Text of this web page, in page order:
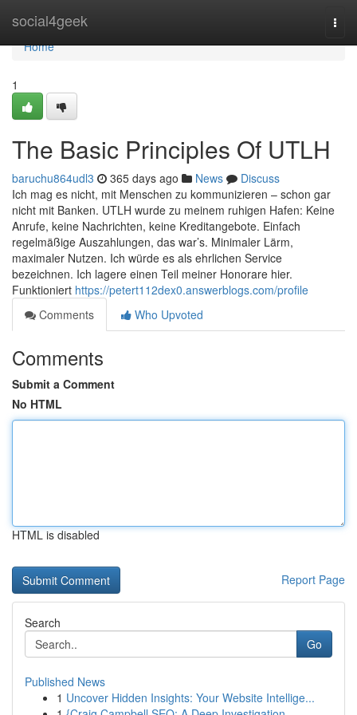
social4geek
Home
Home
1
The Basic Principles Of UTLH
baruchu864udl3 365 days ago News
Discuss
Ich mag es nicht, mit Menschen zu kommunizieren – schon gar
nicht mit Banken. UTLH wurde zu meinem ruhigen Hafen: Keine
Anrufe, keine Nachrichten, keine Kreditangebote. Einfach
regelmäßige Auszahlungen, das war’s. Minimaler Lärm,
maximaler Nutzen. Ich würde es als ehrlichen Service
bezeichnen. Ich lagere einen Teil meiner Honorare hier.
Funktioniert https://petert112dex0.answerblogs.com/profile
Comments
Who Upvoted
Comments
Submit a Comment
No HTML
HTML is disabled
Report Page
Search
Go
Published News
1 Uncover Hidden Insights: Your Website Intellige...